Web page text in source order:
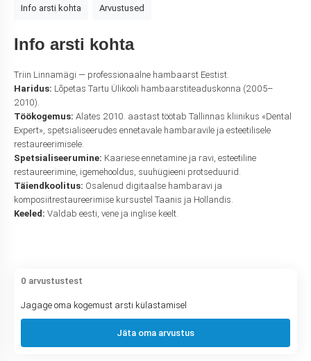
Info arsti kohta Arvustused
Info arsti kohta
Triin Linnamägi — professionaalne hambaarst Eestist.
Haridus: Lõpetas Tartu Ülikooli hambaarstiteaduskonna (2005–
2010).
Töökogemus: Alates 2010. aastast töötab Tallinnas kliinikus «Dental
Expert», spetsialiseerudes ennetavale hambaravile ja esteetilisele
restaureerimisele.
Spetsialiseerumine: Kaariese ennetamine ja ravi, esteetiline
restaureerimine, igemehooldus, suuhügieeni protseduurid.
Täiendkoolitus: Osalenud digitaalse hambaravi ja
komposiitrestaureerimise kursustel Taanis ja Hollandis.
Keeled: Valdab eesti, vene ja inglise keelt.
0 arvustustest
Jagage oma kogemust arsti külastamisel
Jäta oma arvustus